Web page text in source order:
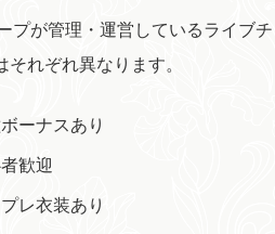
プが管理・運営しているライブ
それぞれ異なります。
ーナスあり
歓迎
レ衣装あり